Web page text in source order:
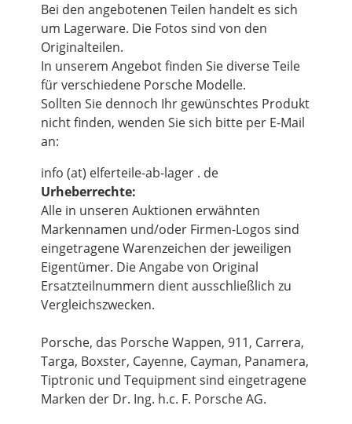
Bei den angebotenen Teilen handelt es sich
um Lagerware. Die Fotos sind von den
Originalteilen.
In unserem Angebot finden Sie diverse Teile
für verschiedene Porsche Modelle.
Sollten Sie dennoch Ihr gewünschtes Produkt
nicht finden, wenden Sie sich bitte per E-Mail
an:
info (at) elferteile-ab-lager . de
Urheberrechte:
Alle in unseren Auktionen erwähnten
Markennamen und/oder Firmen-Logos sind
eingetragene Warenzeichen der jeweiligen
Eigentümer. Die Angabe von Original
Ersatzteilnummern dient ausschließlich zu
Vergleichszwecken.
Porsche, das Porsche Wappen, 911, Carrera,
Targa, Boxster, Cayenne, Cayman, Panamera,
Tiptronic und Tequipment sind eingetragene
Marken der Dr. Ing. h.c. F. Porsche AG.